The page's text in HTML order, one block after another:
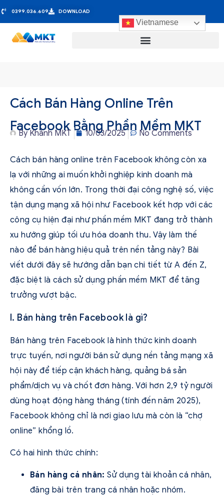
0399.036.609 DOWNLOAD
Vietnamese
Cách Bán Hàng Online Trên
Facebook Bằng Phần Mềm MKT
ByKhánh MKT 10/03/2025 No Comments
Cách bán hàng online trên Facebook không còn xa
lạ với những ai muốn khởi nghiệp kinh doanh mà
không cần vốn lớn. Trong thời đại công nghệ số, việc
tận dụng mạng xã hội như Facebook kết hợp với các
công cụ hiện đại như phần mềm MKT đang trở thành
xu hướng giúp tối ưu hóa doanh thu. Vậy làm thế
nào để bán hàng hiệu quả trên nền tảng này? Bài
viết dưới đây sẽ hướng dẫn bạn chi tiết từ A đến Z,
đặc biệt là cách sử dụng phần mềm MKT để tăng
trưởng vượt bậc.
I. Bán hàng trên Facebook là gì?
Bán hàng trên Facebook là hình thức kinh doanh
trực tuyến, nơi người bán sử dụng nền tảng mạng xã
hội này để tiếp cận khách hàng, quảng bá sản
phẩm/dịch vụ và chốt đơn hàng. Với hơn 2,9 tỷ người
dùng hoạt động hàng tháng (tính đến năm 2025),
Facebook không chỉ là nơi giao lưu mà còn là “chợ
online” khổng lồ.
Có hai hình thức chính:
Bán hàng cá nhân: Sử dụng tài khoản cá nhân,
đăng bài trên trang cá nhân hoặc nhóm.